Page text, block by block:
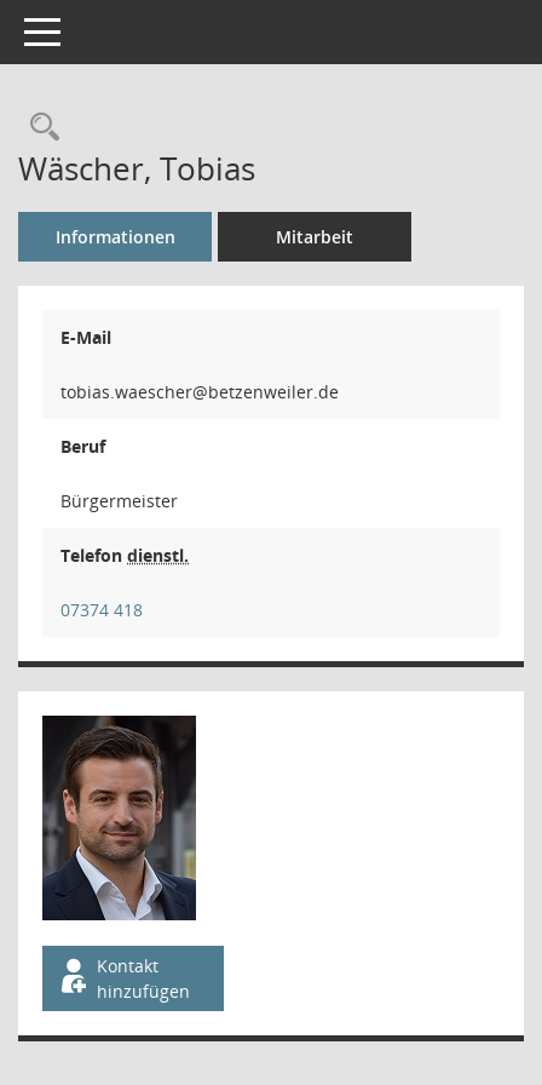
Toggle navigation
Rechercheauswahl
Wäscher, Tobias
Informationen Mitarbeit
E-Mail
rehcsea
Beruf
Bürgermeister
Telefon dienstl.
07374 418
Kontakt
hinzufügen